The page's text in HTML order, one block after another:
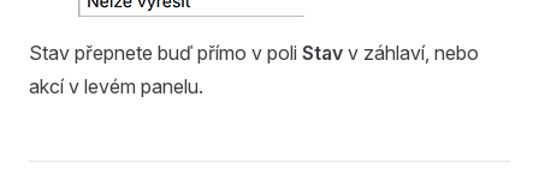
Stav přepnete buď přímo v poli Stav v záhlaví, nebo
akcí v levém panelu.